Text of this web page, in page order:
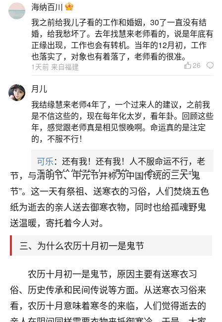
统，但没有放假的规定。关于鬼门关的开合，民间
传说很多，但并没有确切科学依据。总的来说，阴
历十月初一鬼门关不开，这是关于民俗和信仰的讨
论，而非实际的节日安排。以上信息来源于网络，
二、十月初一不是鬼节吗
十月初一在民间传统中确实被视为鬼节之一，
但这一称呼背后蕴含着更丰富的文化内涵，并非单
纯意义上的“鬼节”。一方面，农历十月初一是寒衣
节，与清明节、中元节并称为中国传统的三大“鬼
节”。这一天有祭祖、送寒衣的习俗，人们焚烧五色
纸为逝去的亲人送去御寒衣物，同时也给孤魂野鬼
送温暖，寄托着今人对。
三、为什么农历十月初一是鬼节
农历十月初一是鬼节，原因主要有送寒衣习
俗、历史传承和民间传说等方面。从送寒衣习俗来
看，农历十月意味着寒冬的来临，人们觉得逝去的
海纳百川
我之前给我儿子看的工作和婚姻，30了一直没有结
婚，给我愁坏了。去年找慧来老师看的，说是年底有
正缘出现，工作也会有转机。当年的12月初，工作
也落实了，对象也有着落了，老师看的很准。
1天前 来自福建 26
月儿
我结缘慧来老师4年了，一个过来人的建议，之前我
是不信这些的，现在每年化太岁，看年卦。回顾这些
年，感觉跟老师真是相见恨晚啊。命运真的是注定
的，不服不行！
可乐：还有我！还有我！人不服命运不行，老
天爷会给你好好上一课的。一命二运三风水，
哪样不服都不行！
平安是福：我也是每年找老师化太岁，看年
卦，认识老师3年了，都是缘分啊！
17分钟前 来自湖北
心若莲花
我是做餐饮的，这两年，生意屡屡受挫，店开一家关
一家，要么生意不好，生意好的就出事。前些年攒的
家底快败光了，真是倒霉！我也想找人看看到底怎么
回事？